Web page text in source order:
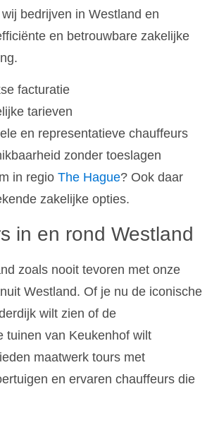
bedrijven in Westland en
en betrouwbare zakelijke
facturatie
tarieven
en representatieve chauffeurs
zonder toeslagen
in regio The Hague? Ook daar
zakelijke opties.
in en rond Westland
zoals nooit tevoren met onze
Westland. Of je nu de iconische
wilt zien of de
tuinen van Keukenhof wilt
maatwerk tours met
en ervaren chauffeurs die